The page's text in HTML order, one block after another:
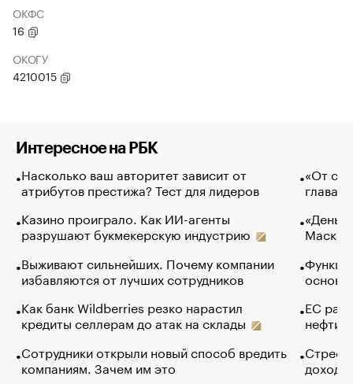
ОКФС
16
ОКОГУ
4210015
Интересное на РБК
Насколько ваш авторитет зависит от
атрибутов престижа? Тест для лидеров
Казино проиграло. Как ИИ-агенты
разрушают букмекерскую индустрию
Выживают сильнейших. Почему компании
избавляются от лучших сотрудников
Как банк Wildberries резко нарастил
кредиты селлерам до атак на склады
Сотрудники открыли новый способ вредить
компаниям. Зачем им это
«От
глава
Маск в
основ
ЕС
нефти